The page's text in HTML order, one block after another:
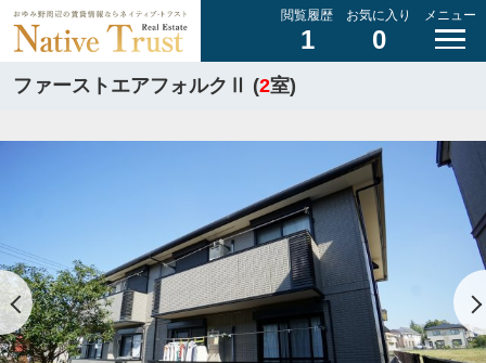
閲覧履歴
1
お気に入り
0
メニュー
ファーストエアフォルクⅡ (2室)